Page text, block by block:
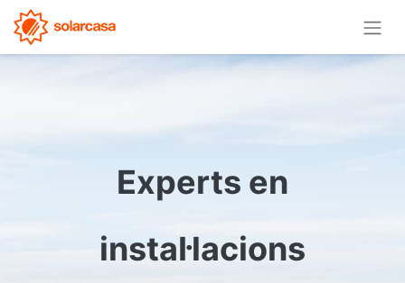
Experts en
instal·lacions